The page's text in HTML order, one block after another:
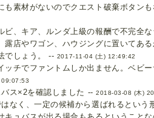
も素材がないのでクエスト破棄ボタン
ビ、キア、ルンダ上級の報酬で不完全
露店やワゴン、ハウジングに置いてあ
でしょう。 -- 2017-11-04 (土) 12:49:42
ッチでファントムしか出ません。ベビ
09:07:53
バス×2を確認しました --2018-03-08 (木)
なく、一定の候補から選ばれるという